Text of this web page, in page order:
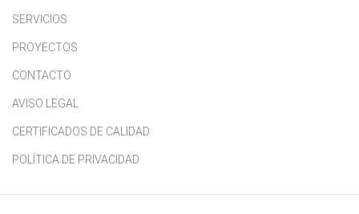
SERVICIOS
PROYECTOS
CONTACTO
AVISO LEGAL
CERTIFICADOS DE CALIDAD
POLÍTICA DE PRIVACIDAD